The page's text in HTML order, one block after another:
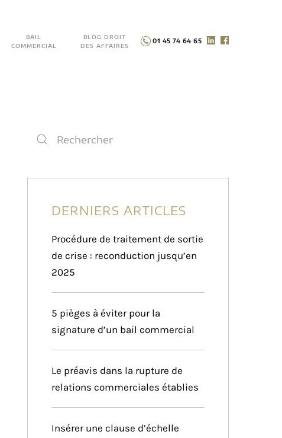
BAIL
COMMERCIAL
BLOG DROIT
DES AFFAIRES
01 45 74 64 65
DERNIERS ARTICLES
Procédure de traitement de sortie
de crise : reconduction jusqu’en
2025
5 pièges à éviter pour la
signature d’un bail commercial
Le préavis dans la rupture de
relations commerciales établies
Insérer une clause d’échelle